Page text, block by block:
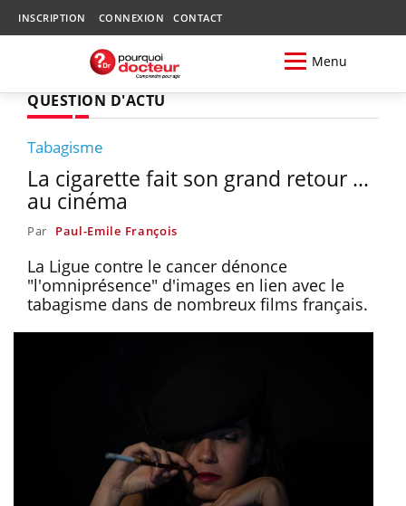
INSCRIPTION CONNEXION CONTACT
Menu
QUESTION D'ACTU
Tabagisme
La cigarette fait son grand retour ...
au cinéma
Par Paul-Emile François
La Ligue contre le cancer dénonce
"l'omniprésence" d'images en lien avec le
tabagisme dans de nombreux films français.